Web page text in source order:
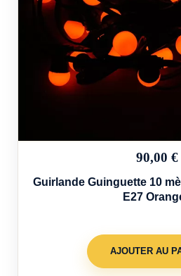
90,00 €
Guirlande Guinguette 10
E27
AJOUTER AU